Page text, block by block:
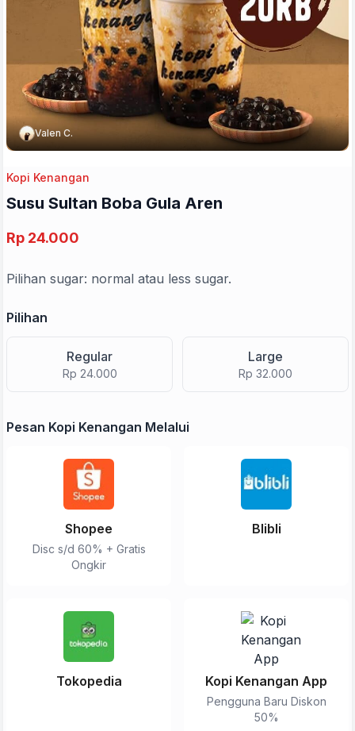
Valen C.
Kopi Kenangan
Susu Sultan Boba Gula Aren
Rp 24.000
Pilihan sugar: normal atau less sugar.
Pilihan
Regular
Rp 24.000
Large
Rp 32.000
Pesan Kopi Kenangan Melalui
Shopee
Disc s/d 60% + Gratis
Ongkir
Blibli
Tokopedia Kopi Kenangan App
Pengguna Baru Diskon
50%